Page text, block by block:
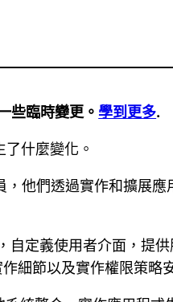
些臨時變更。 學到更多.
什麼變化。
他們透過實作和擴展應
自定義使用者介面，提
細節以及實作權限策略